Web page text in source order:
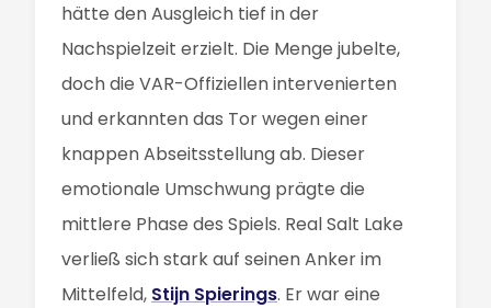
hätte den Ausgleich tief in der
Nachspielzeit erzielt. Die Menge jubelte,
doch die VAR-Offiziellen intervenierten
und erkannten das Tor wegen einer
knappen Abseitsstellung ab. Dieser
emotionale Umschwung prägte die
mittlere Phase des Spiels. Real Salt Lake
verließ sich stark auf seinen Anker im
Mittelfeld, Stijn Spierings. Er war eine